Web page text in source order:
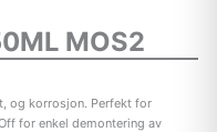
MOS2
og korrosjon. Perfekt for
for enkel demontering av